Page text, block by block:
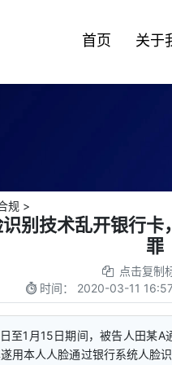
首页 关于
规 >
别技术乱开银行
罪
点击复制
时间： 2020-03-11
至1月15日期间，被告人田某
用本人人脸通过银行系统人脸